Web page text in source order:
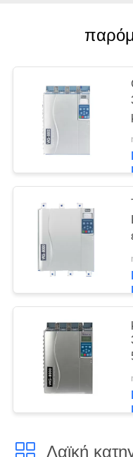
Λαϊκή